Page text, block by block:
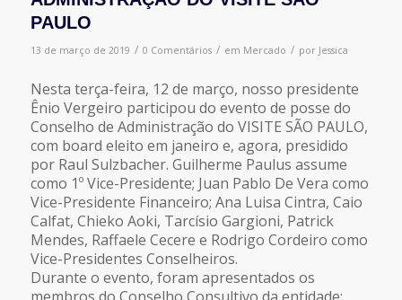
PAULO
13 de março de 2019 / 0 Comentários / em Mercado / por Jessica
Nesta terça-feira, 12 de março, nosso presidente
Ênio Vergeiro participou do evento de posse do
Conselho de Administração do VISITE SÃO PAULO,
com board eleito em janeiro e, agora, presidido
por Raul Sulzbacher. Guilherme Paulus assume
como 1º Vice-Presidente; Juan Pablo De Vera como
Vice-Presidente Financeiro; Ana Luisa Cintra, Caio
Calfat, Chieko Aoki, Tarcísio Gargioni, Patrick
Mendes, Raffaele Cecere e Rodrigo Cordeiro como
Vice-Presidentes Conselheiros.
Durante o evento, foram apresentados os
membros do Conselho Consultivo da entidade: